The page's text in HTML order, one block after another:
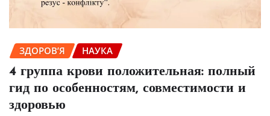
ЗДОРОВ’Я НАУКА
4 группа крови положительная: полный
гид по особенностям, совместимости и
здоровью